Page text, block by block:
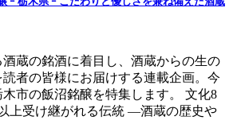
蔵の銘酒に着目し、酒蔵からの生の
者の皆様にお届けする連載企画。今
市の飯沼銘醸を特集します。 文化8
上受け継がれる伝統 ―酒蔵の歴史や